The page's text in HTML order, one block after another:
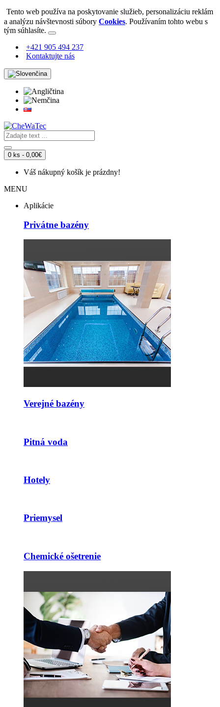
Tento web používa na poskytovanie služieb, personalizáciu reklám
a analýzu návštevnosti súbory Cookies. Používaním tohto webu s
tým súhlasíte.
+421 905 494 237
Kontaktujte nás
0 ks - 0,00€
Váš nákupný košík je prázdny!
MENU
Aplikácie
Privátne bazény
Verejné bazény
Pitná voda
Hotely
Priemysel
Chemické ošetrenie